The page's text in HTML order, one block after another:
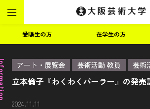
受験生の方 在学生の方
アート・展覧会 芸術活動 教員 芸術
立本倫子『わくわくパーラー』の発売
2024.11.11